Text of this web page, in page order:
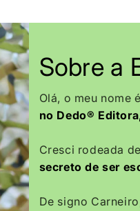
Sobre a
Olá, o meu nome
no Dedo®
Cresci rodeada
secreto de ser
De signo